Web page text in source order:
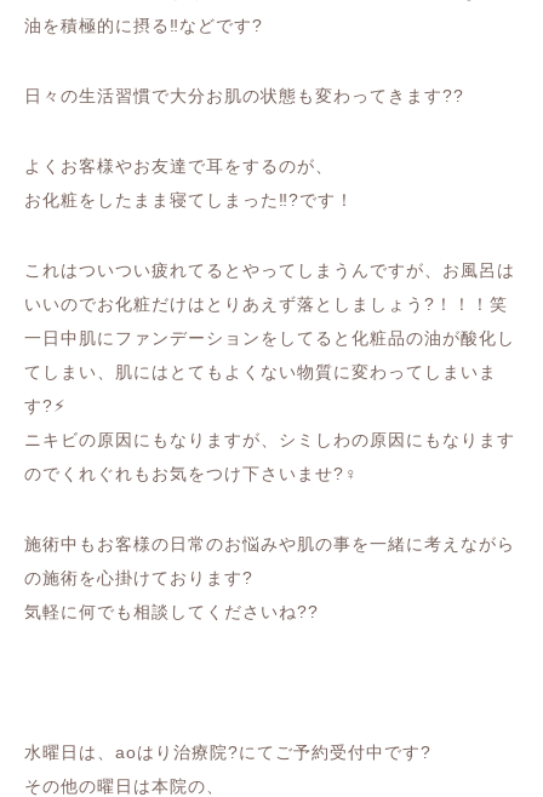
油を積極的に摂る‼️などです?
日々の生活習慣で大分お肌の状態も変わってきます??
よくお客様やお友達で耳をするのが、
お化粧をしたまま寝てしまった‼️?です！
これはついつい疲れてるとやってしまうんですが、お風呂は
いいのでお化粧だけはとりあえず落としましょう?！！！笑
一日中肌にファンデーションをしてると化粧品の油が酸化し
てしまい、肌にはとてもよくない物質に変わってしまいま
す?⚡︎
ニキビの原因にもなりますが、シミしわの原因にもなります
のでくれぐれもお気をつけ下さいませ?‍♀️
施術中もお客様の日常のお悩みや肌の事を一緒に考えながら
の施術を心掛けております?
気軽に何でも相談してくださいね??
水曜日は、aoはり治療院?にてご予約受付中です?
その他の曜日は本院の、